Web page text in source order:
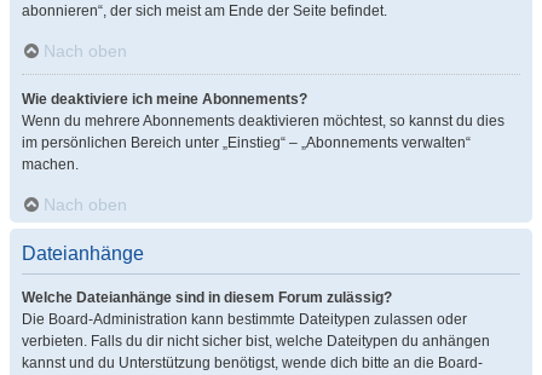
abonnieren“, der sich meist am Ende der Seite befindet.
Nach oben
Wie deaktiviere ich meine Abonnements?
Wenn du mehrere Abonnements deaktivieren möchtest, so kannst du dies
im persönlichen Bereich unter „Einstieg“ – „Abonnements verwalten“
machen.
Nach oben
Dateianhänge
Welche Dateianhänge sind in diesem Forum zulässig?
Die Board-Administration kann bestimmte Dateitypen zulassen oder
verbieten. Falls du dir nicht sicher bist, welche Dateitypen du anhängen
kannst und du Unterstützung benötigst, wende dich bitte an die Board-